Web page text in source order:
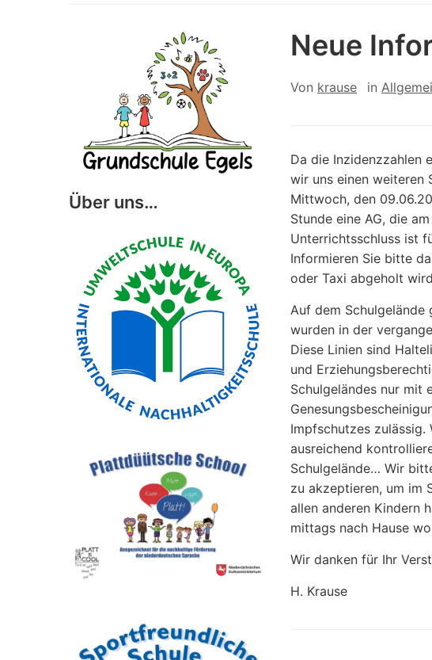
Über uns…
Neue
Von krause in
Da die Inzidenzzahlen
wir uns einen weiteren
Mittwoch, den
Stunde eine AG, die
Unterrichtsschluss ist
Informieren Sie bitte
oder Taxi abgeholt
Auf dem Schulgelände
wurden in der
Diese Linien sind
und
Schulgeländes nur mit
Impfschutzes zulässig.
ausreichend
Schulgelände… Wir
zu akzeptieren, um im
allen anderen Kindern
mittags nach Hause
Wir danken für Ihr
H. Krause